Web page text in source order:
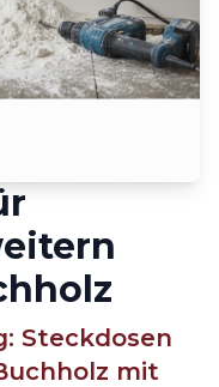
Steckdosen
mit